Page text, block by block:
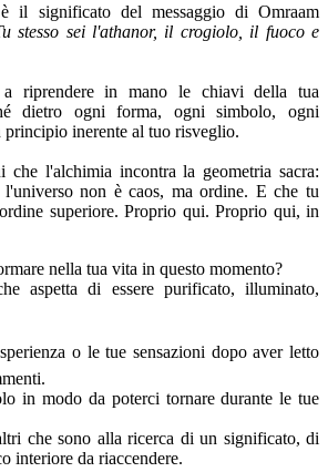
il significato del messaggio di Omraam
stesso sei l'athanor, il crogiolo, il fuoco e
riprendere in mano le chiavi della tua
dietro ogni forma, ogni simbolo, ogni
principio inerente al tuo risveglio.
l'alchimia incontra la geometria sacra:
non è caos, ma ordine. E che tu
superiore. Proprio qui. Proprio qui, in
nella tua vita in questo momento?
aspetta di essere purificato, illuminato,
o le tue sensazioni dopo aver letto
in modo da poterci tornare durante le tue
che sono alla ricerca di un significato, di
interiore da riaccendere.